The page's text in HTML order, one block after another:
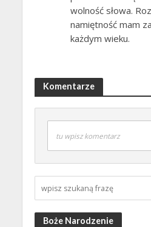
wolność słowa.
namiętność mam
każdym wieku.
Komentarze
tu wpisz komentarz
Boże Narodzenie